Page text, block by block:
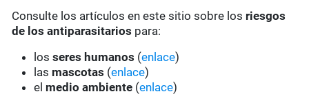
Consulte los artículos en este sitio sobre los riesgos
de los antiparasitarios para:
losseres humanos (enlace)
las mascotas (enlace)
el medio ambiente (enlace)